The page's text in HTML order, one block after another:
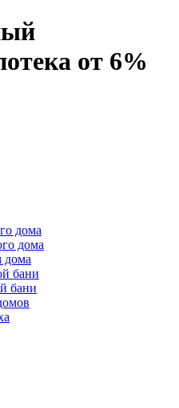
от 6%